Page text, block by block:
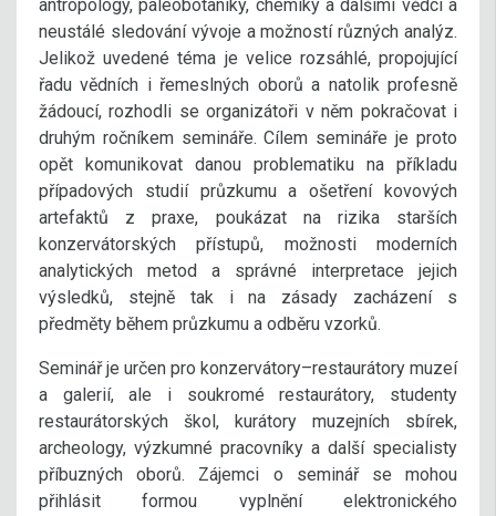
antropology, paleobotaniky, chemiky a dalšími vědci a
neustálé sledování vývoje a možností různých analýz.
Jelikož uvedené téma je velice rozsáhlé, propojující
řadu vědních i řemeslných oborů a natolik profesně
žádoucí, rozhodli se organizátoři v něm pokračovat i
druhým ročníkem semináře. Cílem semináře je proto
opět komunikovat danou problematiku na příkladu
případových studií průzkumu a ošetření kovových
artefaktů z praxe, poukázat na rizika starších
konzervátorských přístupů, možnosti moderních
analytických metod a správné interpretace jejich
výsledků, stejně tak i na zásady zacházení s
předměty během průzkumu a odběru vzorků.
Seminář je určen pro konzervátory–restaurátory muzeí
a galerií, ale i soukromé restaurátory, studenty
restaurátorských škol, kurátory muzejních sbírek,
archeology, výzkumné pracovníky a další specialisty
příbuzných oborů. Zájemci o seminář se mohou
přihlásit formou vyplnění elektronického